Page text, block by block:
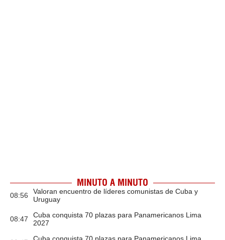
MINUTO A MINUTO
08:56
Valoran encuentro de líderes comunistas de Cuba y
Uruguay
08:47
Cuba conquista 70 plazas para Panamericanos Lima
2027